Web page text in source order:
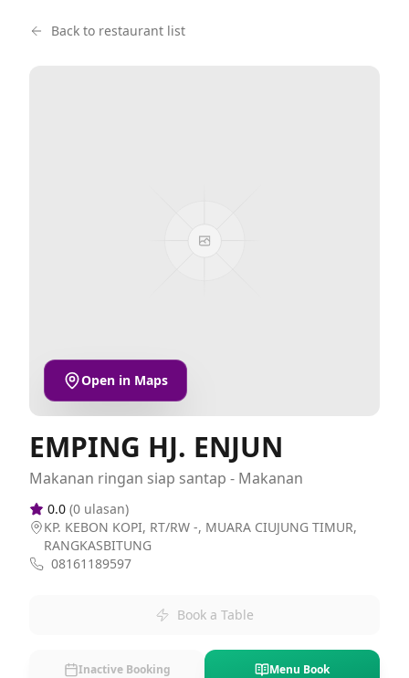
Back to restaurant list
Open in Maps
EMPING HJ. ENJUN
Makanan ringan siap santap - Makanan
0.0 (0 ulasan)
KP. KEBON KOPI, RT/RW -, MUARA CIUJUNG TIMUR,
RANGKASBITUNG
08161189597
Book a Table
Inactive Booking Menu Book